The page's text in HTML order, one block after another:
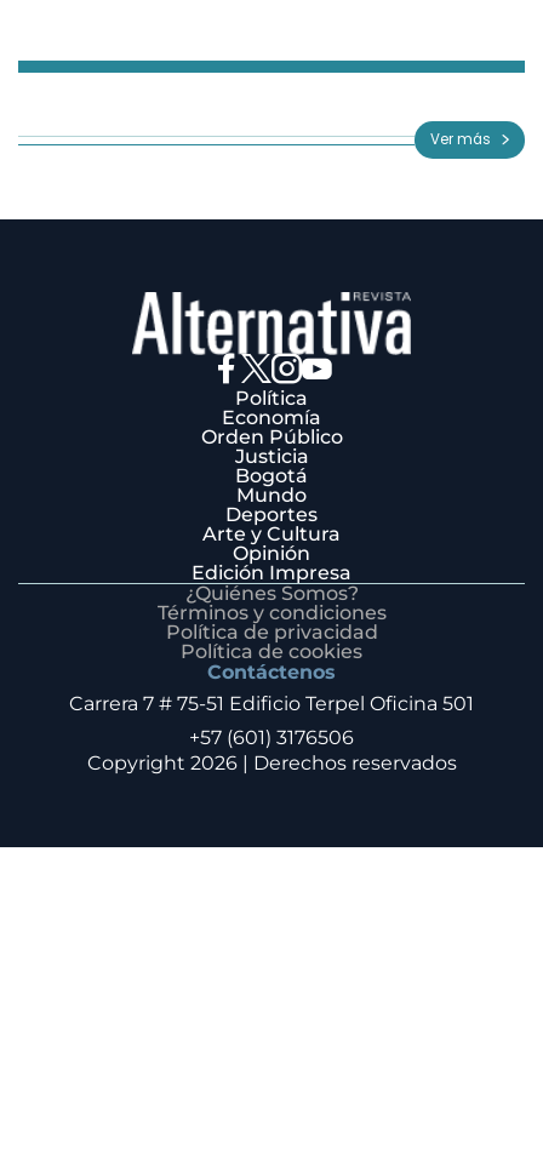
3
Ver más
Política
Economía
Orden Público
Justicia
Bogotá
Mundo
Deportes
Arte y Cultura
Opinión
Edición Impresa
¿Quiénes Somos?
Términos y condiciones
Política de privacidad
Política de cookies
Contáctenos
Carrera 7 # 75-51 Edificio Terpel Oficina 501
+57 (601) 3176506
Copyright 2026 | Derechos reservados